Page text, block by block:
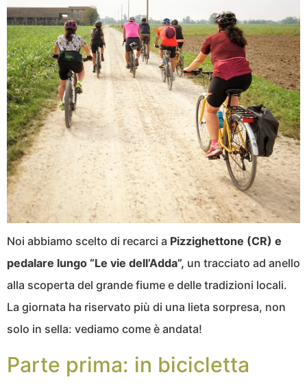
Noi abbiamo scelto di recarci a Pizzighettone (CR) e
pedalare lungo “Le vie dell’Adda”, un tracciato ad anello
alla scoperta del grande fiume e delle tradizioni locali.
La giornata ha riservato più di una lieta sorpresa, non
solo in sella: vediamo come è andata!
Parte prima: in bicicletta